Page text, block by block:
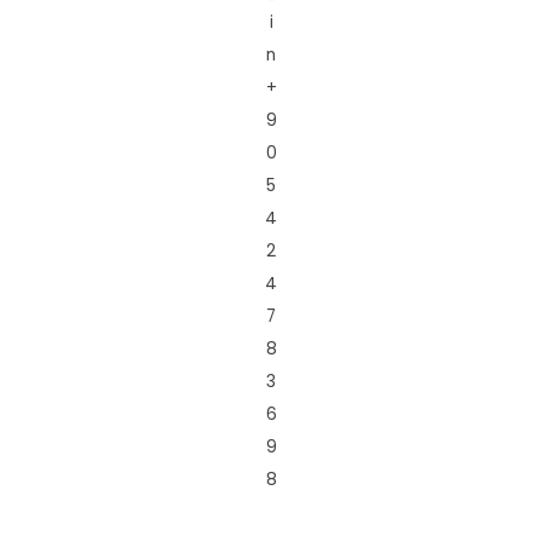
i
n
+
9
0
5
4
2
4
7
8
3
6
9
8